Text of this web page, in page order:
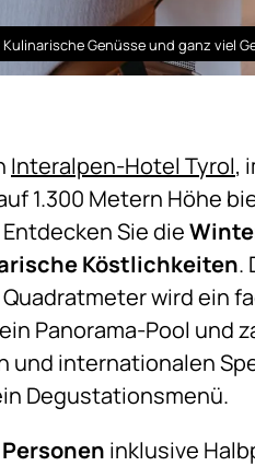
Kulinarische Genüsse und ganz viel
Interalpen-Hotel Tyrol,
1.300 Metern Höhe
Sie die
Köstlichkeiten.
wird ein
Panorama-Pool und
und internationalen
Degustationsmenü.
inklusive